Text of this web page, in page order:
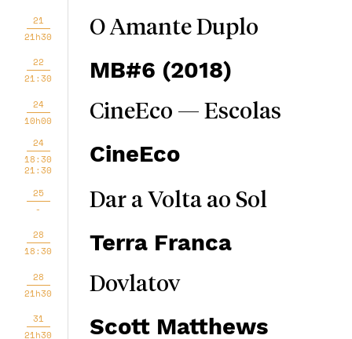
21
21h30
O Amante Duplo
22
21:30
MB#6 (2018)
24
10h00
CineEco — Escolas
24
18:30
21:30
CineEco
25
-
Dar a Volta ao Sol
28
18:30
Terra Franca
28
21h30
Dovlatov
31
21h30
Scott Matthews